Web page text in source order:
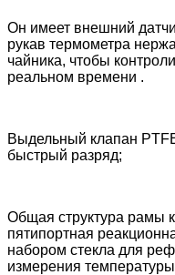
Он имеет внешний
рукав термометра
чайника, чтобы
реальном времени .
Выдельный клапан
быстрый разряд;
Общая структура рамы
пятипортная
набором стекла для
измерения температуры